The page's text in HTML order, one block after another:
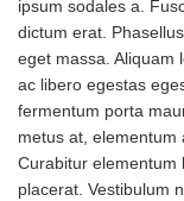
ipsum sodales a.
dictum erat.
eget massa. Aliquam
ac libero egestas
fermentum porta
metus at, elementum
Curabitur elementum
placerat. Vestibulum